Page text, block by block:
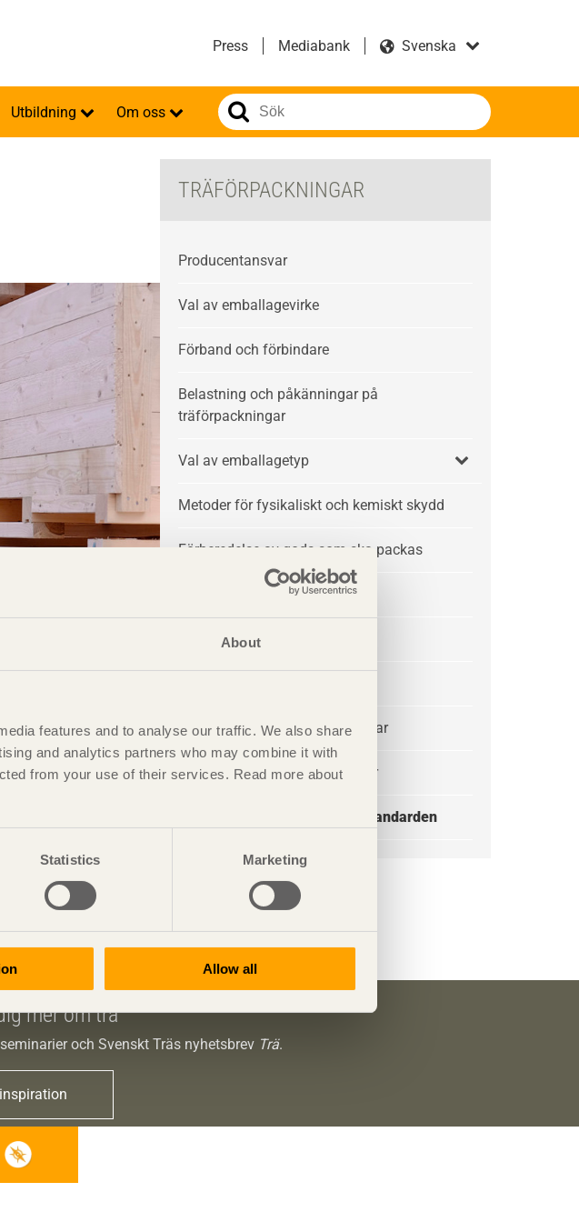
About
features and to analyse our traffic. We also share
and analytics partners who may combine it with
from your use of their services. Read more about
Statistics Marketing
Allow all
Press Mediabank
Utbildning Om oss
visa att virket eller
slutdestinationen
utformas hänvisas till
TRÄFÖRPACKNINGAR
Producentansvar
Val av emballagevirke
Förband och förbindare
Belastning och påkänningar på
träförpackningar
Val av emballagetyp
Metoder för fysikaliskt och kemiskt skydd
Förberedelse av gods som ska packas
Träemballage och miljö
Trä som material
Leverantörer av träförpackningar
Forskning om trä och lastpallar
Träemballage och ISPM 15-standarden
mer om trä
och Svenskt Träs nyhetsbrev Trä.